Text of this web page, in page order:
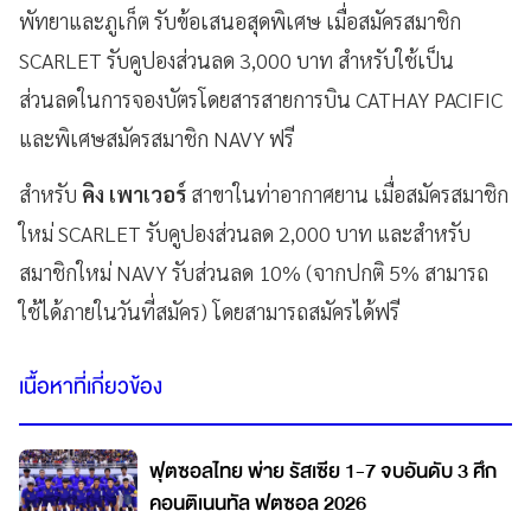
พัทยาและภูเก็ต รับข้อเสนอสุดพิเศษ เมื่อสมัครสมาชิก
SCARLET รับคูปองส่วนลด 3,000 บาท สำหรับใช้เป็น
ส่วนลดในการจองบัตรโดยสารสายการบิน CATHAY PACIFIC
และพิเศษสมัครสมาชิก NAVY ฟรี
สำหรับ คิง เพาเวอร์ สาขาในท่าอากาศยาน เมื่อสมัครสมาชิก
ใหม่ SCARLET รับคูปองส่วนลด 2,000 บาท และสำหรับ
สมาชิกใหม่ NAVY รับส่วนลด 10% (จากปกติ 5% สามารถ
ใช้ได้ภายในวันที่สมัคร) โดยสามารถสมัครได้ฟรี
เนื้อหาที่เกี่ยวข้อง
ฟุตซอลไทย พ่าย รัสเซีย 1-7 จบอันดับ 3 ศึก
คอนติเนนทัล ฟุตซอล 2026